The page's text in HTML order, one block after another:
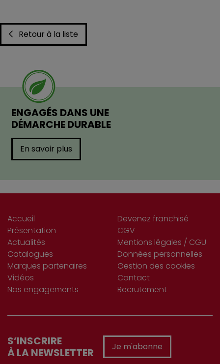
Retour à la liste
ENGAGÉS DANS UNE
DÉMARCHE DURABLE
En savoir plus
Accueil
Présentation
Actualités
Catalogues
Marques partenaires
Vidéos
Nos engagements
Devenez franchisé
CGV
Mentions légales / CGU
Données personnelles
Gestion des cookies
Contact
Recrutement
S’INSCRIRE
À LA NEWSLETTER
Je m'abonne